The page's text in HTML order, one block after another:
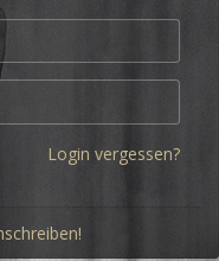
Login vergessen?